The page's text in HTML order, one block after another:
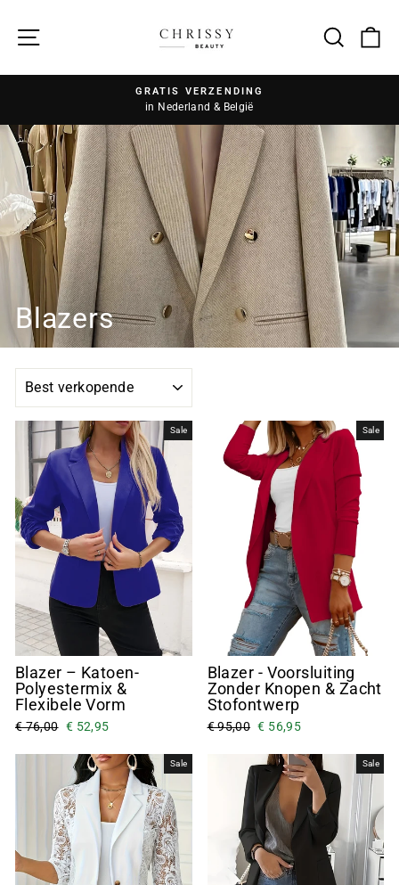
Zoek
GRATIS VERZENDING
in Nederland & België
Blazers
Sale
Blazer – Katoen-
Polyestermix &
Flexibele Vorm
€ 76,00 € 52,95
Sale
Blazer - Voorsluiting
Zonder Knopen & Zacht
Stofontwerp
€ 95,00 € 56,95
Sale Sale